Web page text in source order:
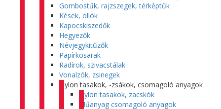
Gombostűk, rajzszegek, térképtűk
Kések, ollók
Kapocskiszedők
Hegyezők
Névjegykitűzők
Papírkosarak
Radírok, szivacstálak
Vonalzók, zsinegek
Nylon tasakok, -zsákok, csomagoló anyagok
Nylon tasakok, zacskók
Műanyag csomagoló anyagok